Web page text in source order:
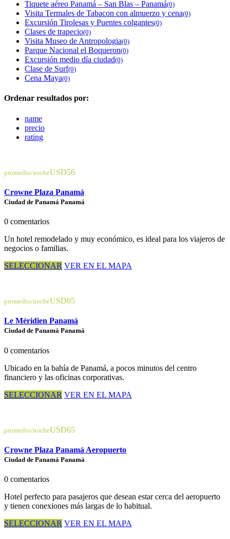
Tiquete aéreo Panamá – San Blas – Panamá(0)
Visita Termales de Tabacon con almuerzo y cena(0)
Excursión Tirolesas y Puentes colgantes(0)
Clases de trapecio(0)
Visita Museo de Antropologia(0)
Parque Nacional el Boqueron(0)
Excursión medio día ciudad(0)
Clase de Surf(0)
Cena Maya(0)
Ordenar resultados por:
name
precio
rating
promedio/nocheUSD56
Crowne Plaza Panamá
Ciudad de Panamá Panamá
0 comentarios
Un hotel remodelado y muy económico, es ideal para los viajeros de
negocios o familias.
SELECCIONAR VER EN EL MAPA
promedio/nocheUSD65
Le Méridien Panamá
Ciudad de Panamá Panamá
0 comentarios
Ubicado en la bahía de Panamá, a pocos minutos del centro
financiero y las oficinas corporativas.
SELECCIONAR VER EN EL MAPA
promedio/nocheUSD65
Crowne Plaza Panamá Aeropuerto
Ciudad de Panamá Panamá
0 comentarios
Hotel perfecto para pasajeros que desean estar cerca del aeropuerto
y tienen conexiones más largas de lo habitual.
SELECCIONAR VER EN EL MAPA